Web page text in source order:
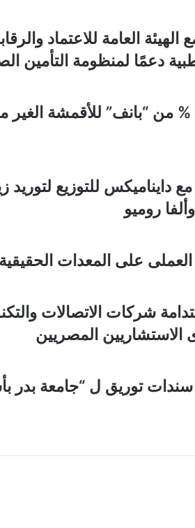
العامة للاعتماد
دعمًا لمنظومة التأمين
“إيكمي” تعلن تنفيذ شراء 45.42 % من “بانف”
مع دايناميكس للتوزيع
روميو
على المعدات الحقيقية
شركات الاتصالات
المصريين
توريق ل “جامعة بدر